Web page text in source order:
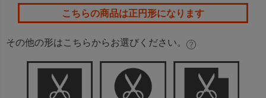
こちらの商品は正円形になります
その他の形はこちらからお選びください。